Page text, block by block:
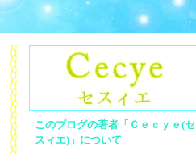
このブログの著者「Ｃｅｃｙｅ(セ
スィエ)」について